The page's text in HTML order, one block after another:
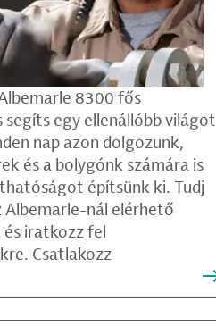
8300 fős
segíts egy ellenállóbb világot
nap azon dolgozunk,
és a bolygónk számára is
építsünk ki. Tudj
nál elérhető
iratkozz fel
Csatlakozz